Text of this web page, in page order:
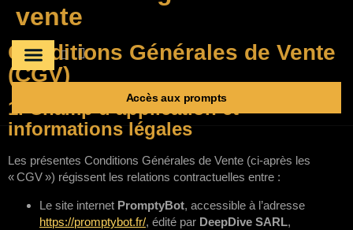
Accès aux prompts
vente
Conditions Générales de Vente
(CGV)
1. Champ d’application et
informations légales
Les présentes Conditions Générales de Vente (ci-après les
« CGV ») régissent les relations contractuelles entre :
Le site internet PromptyBot, accessible à l’adresse
https://promptybot.fr/, édité par DeepDive SARL,